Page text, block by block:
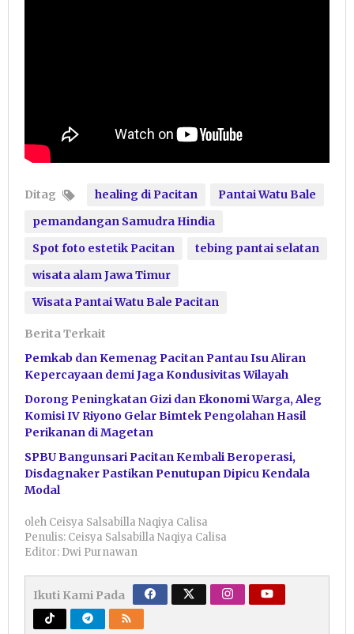
Ditag healing di Pacitan
Pantai Watu Bale
pemandangan Samudra Hindia
Spot foto estetik Pacitan
tebing pantai selatan
wisata alam Jawa Timur
Wisata Pantai Watu Bale Pacitan
Berita Terkait
Pemkab dan Kemenag Pacitan Pantau Isu Aliran
Kepercayaan demi Jaga Kondusivitas Wilayah
Dorong Peningkatan Gizi dan Ekonomi Warga, Aleg
Komisi IV Riyono Gelar Bimtek Pengolahan Hasil
Perikanan di Magetan
SPBU Bangunsari Pacitan Kembali Beroperasi,
Disdagnaker Pastikan Penutupan Dipicu Kendala
Modal
oleh Ceisya Salsabilla Naqiya Calisa
Penulis: Ceisya Salsabilla Naqiya Calisa
Editor: Dwi Purnawan
Ikuti Kami Pada